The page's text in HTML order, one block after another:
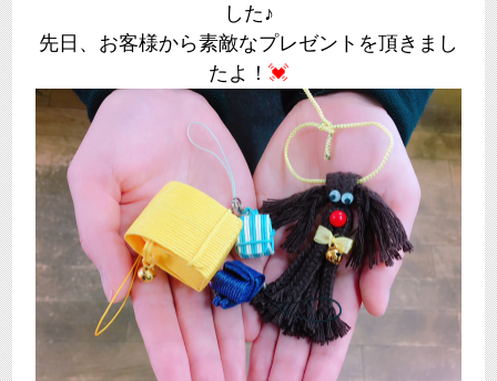
した♪
先日、お客様から素敵なプレゼントを頂きまし
たよ！ 💓